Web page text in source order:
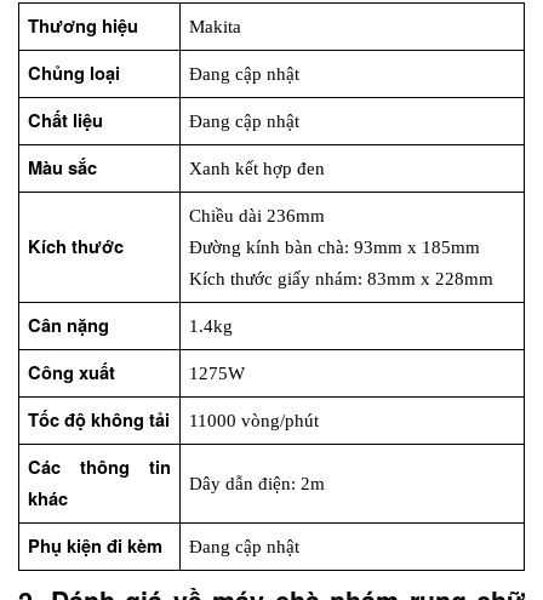
Thương hiệu Makita
Chủng loại Đang cập nhật
Chất liệu Đang cập nhật
Màu sắc Xanh kết hợp đen
Kích thước
Chiều dài 236mm
Đường kính bàn chà: 93mm x 185mm
Kích thước giấy nhám: 83mm x 228mm
Cân nặng 1.4kg
Công xuất 1275W
Tốc độ không tải 11000 vòng/phút
Các thông tin
khác
Dây dẫn điện: 2m
Phụ kiện đi kèm Đang cập nhật